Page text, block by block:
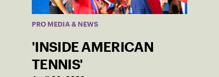
PRO MEDIA & NEWS
'INSIDE AMERICAN
TENNIS'